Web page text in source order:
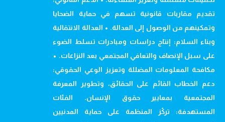
تقديم مقاربات قانونية تسهم في حماية الضحايا
وتمكينهم من الوصول إلى العدالة. • العدالة الانتقالية
وبناء السلام: إنتاج دراسات ومبادرات تسلط الضوء
على سبل الإنصاف والتعافي المجتمعي بعد النزاعات. •
مكافحة المعلومات المضللة وتعزيز الوعي الحقوقي:
دعم الخطاب القائم على الحقائق، وتطوير المعرفة
المجتمعية بمعايير حقوق الإنسان. الفئات
المستهدفة: تركّز المنظمة على حماية المدنيين